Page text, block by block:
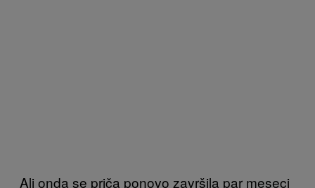
Ali onda se priča ponovo završila par meseci